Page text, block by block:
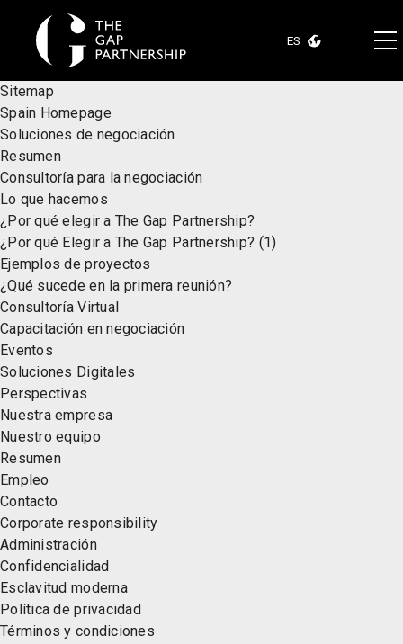
ES
Sitemap
Spain Homepage
Soluciones de negociación
Resumen
Consultoría para la negociación
Lo que hacemos
¿Por qué elegir a The Gap Partnership?
¿Por qué Elegir a The Gap Partnership? (1)
Ejemplos de proyectos
¿Qué sucede en la primera reunión?
Consultoría Virtual
Capacitación en negociación
Eventos
Soluciones Digitales
Perspectivas
Nuestra empresa
Nuestro equipo
Resumen
Empleo
Contacto
Corporate responsibility
Administración
Confidencialidad
Esclavitud moderna
Política de privacidad
Términos y condiciones